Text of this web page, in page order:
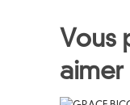
Vous
aimer